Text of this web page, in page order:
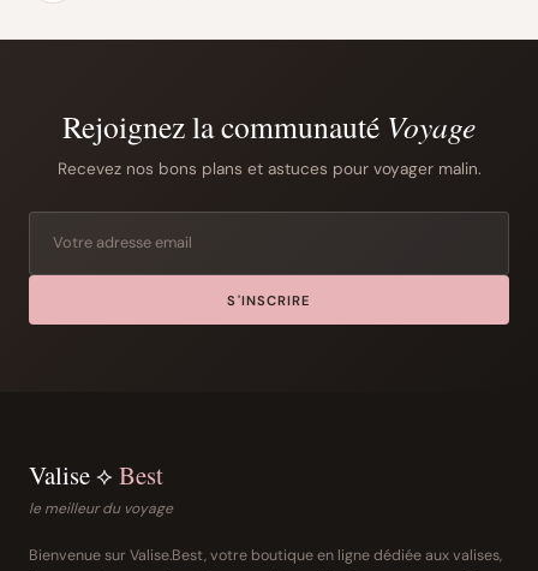
Rejoignez la communauté Voyage
Recevez nos bons plans et astuces pour voyager malin.
S'INSCRIRE
Valise ⟡ Best
le meilleur du voyage
Bienvenue sur Valise.Best, votre boutique en ligne dédiée aux valises,